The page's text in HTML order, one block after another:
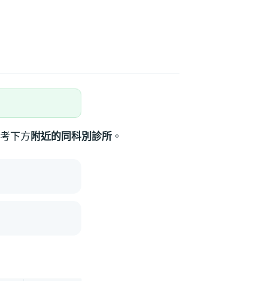
下方 附近的同科別診所 。